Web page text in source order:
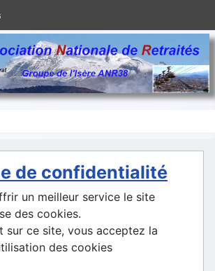
de confidentialité
un meilleur service le site
des cookies.
sur ce site, vous acceptez la
des cookies